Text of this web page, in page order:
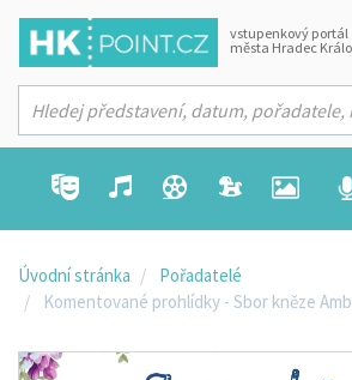
vstupenkový portál
města Hradec
Úvodní stránka
Pořadatelé
Komentované prohlídky - Sbor kněze